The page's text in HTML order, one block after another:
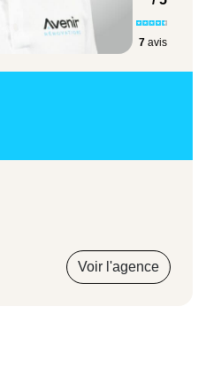
60 €
de fondations
7 avis
Voir l'agence